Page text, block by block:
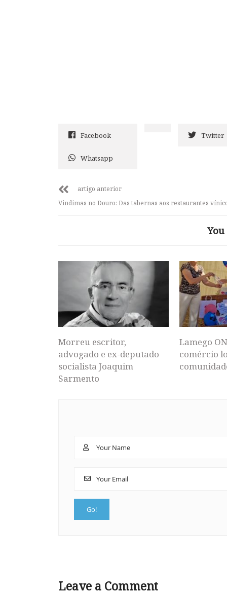
Facebook Twitter
Whatsapp
artigo anterior
Vindimas no Douro: Das tabernas aos restaurantes
Morreu escritor,
advogado e ex-deputado
socialista Joaquim
Sarmento
Lamego
comércio
Leave a Comment